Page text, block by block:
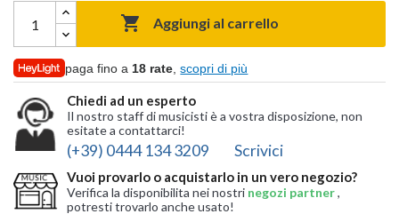
 Aggiungi al carrello
paga fino a 18 rate ,scopri di più
Chiedi ad un esperto
Il nostro staff di musicisti è a vostra disposizione, non
esitate a contattarci!
(+39) 0444 134 3209 Scrivici
Vuoi provarlo o acquistarlo in un vero negozio?
Verifica la disponibilita nei nostri negozi partner,
potresti trovarlo anche usato!